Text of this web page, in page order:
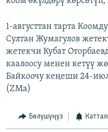
1-августтан тарта
Султан Жумагулов
жетекчи Кубат
каалоосу менен кетүү
Байкоочу кеңеши 24-
(ZMa)
Бөлүшүңүз